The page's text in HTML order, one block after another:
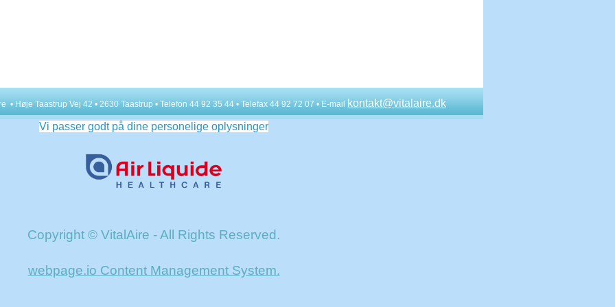
• Høje Taastrup Vej 42 • 2630 Taastrup • Telefon 44 92 35 44 • Telefax 44 92 72 07 • E-mail kontakt@vitalaire.dk
Vi passer godt på dine personelige oplysninger
Copyright © VitalAire - All Rights Reserved.
webpage.io Content Management System.